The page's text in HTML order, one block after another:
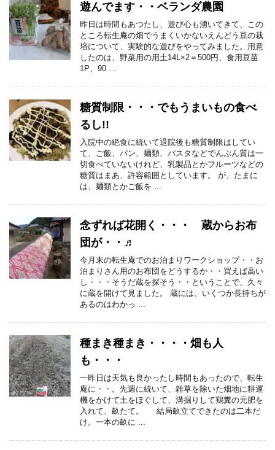
遊んでます・・ベランダ農園
昨日は時間もあつたし、遊び心も湧いてきて、この
ところ転生庵の畑でうまくいかないえんどう豆の栽
培について、実験的な遊びをやってみました。用意
したのは、野菜用の用土14L×2＝500円、食用豆苗
1P、90 ...
糖質制限・・・でもうまいもの食べ
るし!!
入院中の絶食に続いて退院後も糖質制限はしてい
て、ご飯、パン、麺類、パスタなどでんぷん質は一
切食べていないけれど、乳製品とかフルーツなどの
糖質はまあ、許容範囲としています。 が、たまに
は、麺類とかご飯を ...
念ずれば花開く・・・ 蔵からお布
団が・・♬
今月末の転生庵でのお泊まりワークショップ・・お
泊まりさん用のお布団をどうするか・・買えば高い
し・・・そうだ蔵を探そう・・ということで、久々
に蔵を開けて見ました。 蔵には、いくつか長持ちが
あるのはわかっ ...
種まき種まき・・・・畑も人
も・・・
一昨日は天気も良かったし時間もあったので、転生
庵に・・。先週に続いて、雑草を除いた畑地に耕運
機をかけて土をほぐして、溝掘りして鶏糞の元肥を
入れて、畝たて。 結局畝立てできたのは二本だ
け。一本の畝に ...